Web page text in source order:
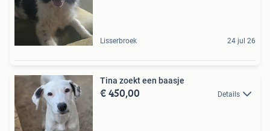
Lisserbroek 24 jul 26
Tina zoekt een baasje
€ 450,00 Details